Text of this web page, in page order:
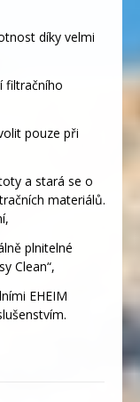
díky velmi
filtračního
pouze při
a stará se o
materiálů.
plnitelné
Clean“,
EHEIM